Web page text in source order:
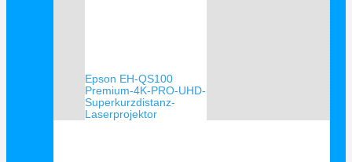
Epson EH-QS100
Premium-4K-PRO-UHD-
Superkurzdistanz-
Laserprojektor